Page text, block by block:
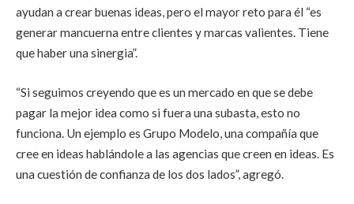
ayudan a crear buenas ideas, pero el mayor reto para él “es
generar mancuerna entre clientes y marcas valientes. Tiene
que haber una sinergia”.
“Si seguimos creyendo que es un mercado en que se debe
pagar la mejor idea como si fuera una subasta, esto no
funciona. Un ejemplo es Grupo Modelo, una compañía que
cree en ideas hablándole a las agencias que creen en ideas. Es
una cuestión de confianza de los dos lados”, agregó.